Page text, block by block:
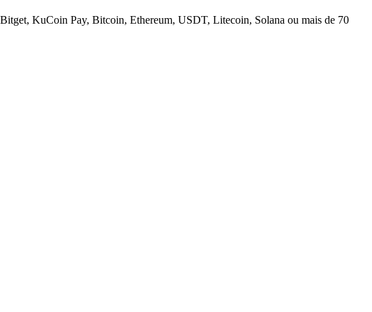
KuCoin Pay, Bitcoin, Ethereum, USDT, Litecoin, Solana ou mais de 70